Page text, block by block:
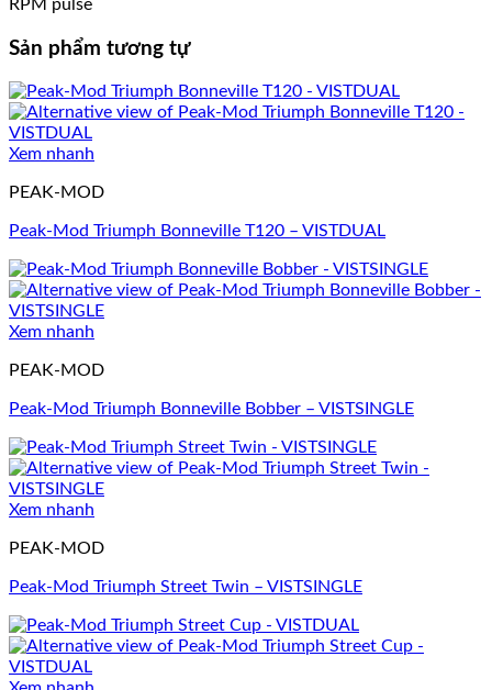
RPM pulse
Sản phẩm tương tự
Xem nhanh
PEAK-MOD
Peak-Mod Triumph Bonneville T120 – VISTDUAL
Xem nhanh
PEAK-MOD
Peak-Mod Triumph Bonneville Bobber – VISTSINGLE
Xem nhanh
PEAK-MOD
Peak-Mod Triumph Street Twin – VISTSINGLE